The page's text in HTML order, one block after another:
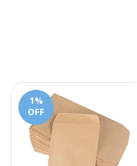
1%
OFF